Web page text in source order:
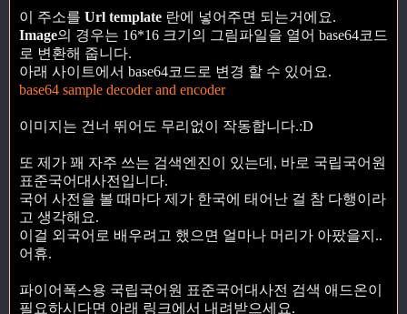
이 주소를 Url template 란에 넣어주면 되는거에요.
Image의 경우는 16*16 크기의 그림파일을 열어 base64코드
로 변환해 줍니다.
아래 사이트에서 base64코드로 변경 할 수 있어요.
base64 sample decoder and encoder
이미지는 건너 뛰어도 무리없이 작동합니다.:D
또 제가 꽤 자주 쓰는 검색엔진이 있는데, 바로 국립국어원
표준국어대사전입니다.
국어 사전을 볼 때마다 제가 한국에 태어난 걸 참 다행이라
고 생각해요.
이걸 외국어로 배우려고 했으면 얼마나 머리가 아팠을지..
어휴.
파이어폭스용 국립국어원 표준국어대사전 검색 애드온이
필요하시다면 아래 링크에서 내려받으세요.